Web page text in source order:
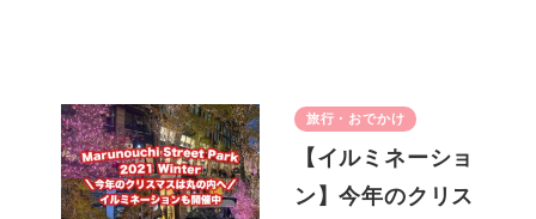
旅行・おでかけ
【イルミネーショ
ン】今年のクリス